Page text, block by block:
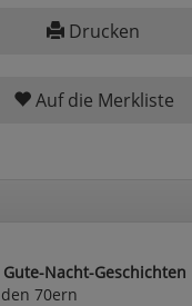
Drucken
Auf die Merkliste
Nacht-Geschichten
70ern